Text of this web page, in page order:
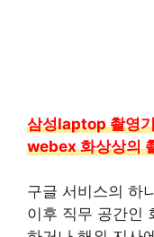
삼성laptop 촬영
webex 화상상의
구글 서비스의 하
이후 직무 공간인